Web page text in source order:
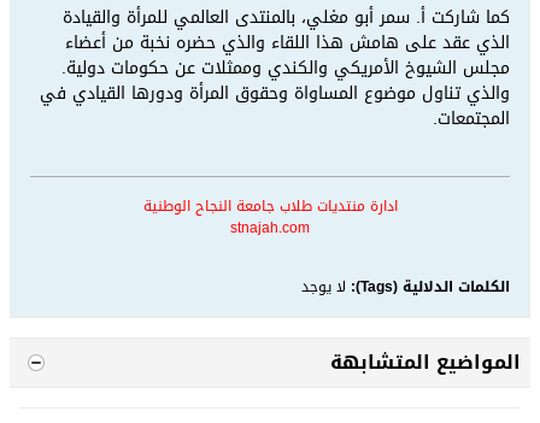
كما شاركت أ. سمر أبو مغلي، بالمنتدى العالمي للمرأة والقيادة
الذي عقد على هامش هذا اللقاء والذي حضره نخبة من أعضاء
مجلس الشيوخ الأمريكي والكندي وممثلات عن حكومات دولية.
والذي تناول موضوع المساواة وحقوق المرأة ودورها القيادي في
المجتمعات.
ادارة منتديات طلاب جامعة النجاح الوطنية
stnajah.com
الكلمات الدلالية (Tags): لا يوجد
المواضيع المتشابهة